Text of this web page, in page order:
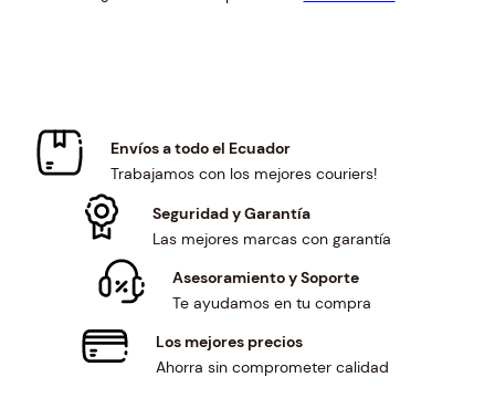
Envíos a todo el Ecuador
Trabajamos con los mejores couriers!
Seguridad y Garantía
Las mejores marcas con garantía
Asesoramiento y Soporte
Te ayudamos en tu compra
Los mejores precios
Ahorra sin comprometer calidad